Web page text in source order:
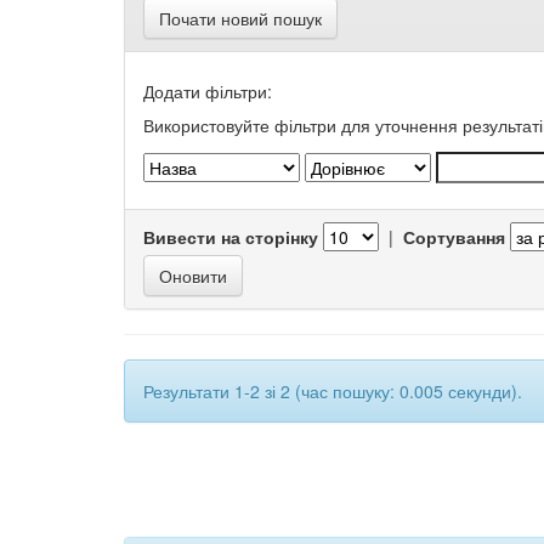
Почати новий пошук
Додати фільтри:
Використовуйте фільтри для уточнення
Вивести на сторінку | Сортування
Результати 1-2 зі 2 (час пошуку: 0.005 секунди).